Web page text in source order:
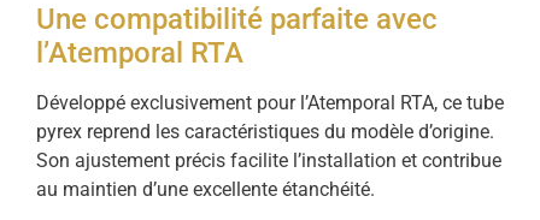
Une compatibilité parfaite avec
l’Atemporal RTA
Développé exclusivement pour l’Atemporal RTA, ce tube
pyrex reprend les caractéristiques du modèle d’origine.
Son ajustement précis facilite l’installation et contribue
au maintien d’une excellente étanchéité.